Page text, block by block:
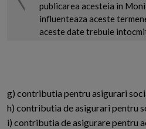
publicarea acesteia in
influenteaza aceste
aceste date trebuie
g) contributia pentru asigurari
h) contributia de asigurari pentru
i) contributia de asigurare pentru